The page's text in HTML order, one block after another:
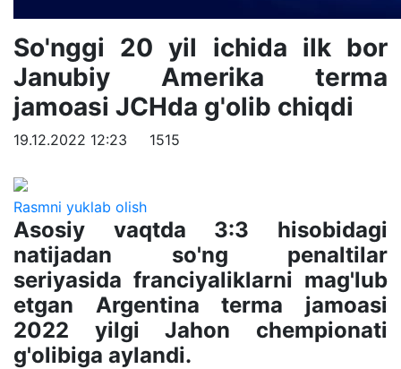
So'nggi 20 yil ichida ilk bor
Janubiy Amerika terma
jamoasi JCHda g'olib chiqdi
19.12.2022 12:23 1515
Rasmni yuklab olish
Asosiy vaqtda 3:3 hisobidagi
natijadan so'ng penaltilar
seriyasida franciyaliklarni mag'lub
etgan Argentina terma jamoasi
2022 yilgi Jahon chempionati
g'olibiga aylandi.